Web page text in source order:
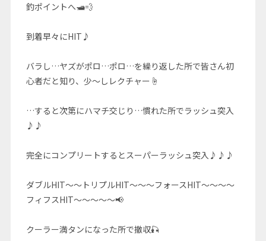
釣ポイントへ🛥💨
到着早々にHIT♪
バラし…ヤズがポロ…ポロ…を繰り返した所で皆さん初
心者だと知り、少～しレクチャー☝
…すると次第にハマチ交じり…慣れた所でラッシュ突入
♪♪
完全にコンプリートするとスーパーラッシュ突入♪♪♪
ダブルHIT～～トリプルHIT～～～フォースHIT～～～～
フィフスHIT～～～～～📢
クーラー満タンになった所で撤収🎣